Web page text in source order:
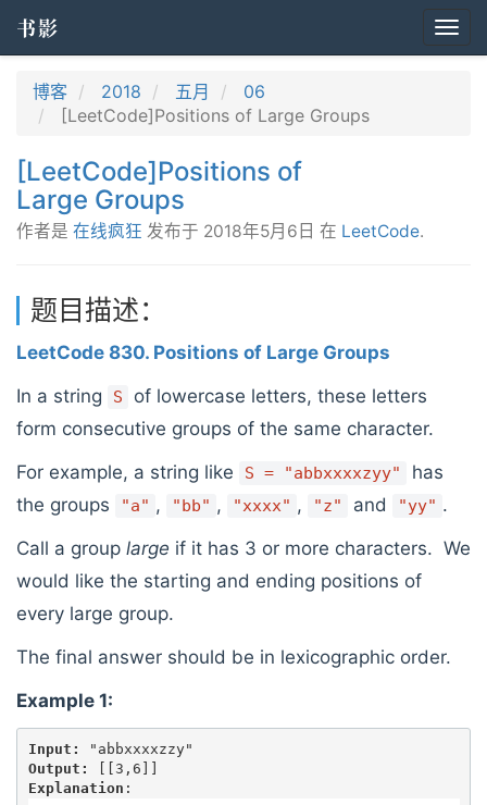
书影
博客 2018 五月
06
[LeetCode]Positions of Large Groups
[LeetCode]Positions of
Large Groups
作者是 在线疯狂 发布于 2018年5月6日 在 LeetCode.
题目描述：
LeetCode 830. Positions of Large Groups
In a string
S
of lowercase letters, these letters
form consecutive groups of the same character.
For example, a string like
S = "abbxxxxzyy"
has
the groups
"a" , "bb" , "xxxx" , "z" and "yy" .
Call a group large if it has 3 or more characters. We
would like the starting and ending positions of
every large group.
The final answer should be in lexicographic order.
Example 1:
Input:
Output:
Explanation :